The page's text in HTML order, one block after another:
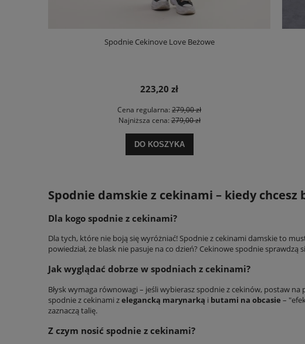
Spodnie Cekinove Love Beżowe
223,20 zł
Cena regularna:279,00 zł
Najniższa cena:279,00 zł
DO KOSZYKA
Spodnie damskie z cekinami – kiedy chcesz
Dla kogo spodnie z cekinami?
Dla tych, które nie boją się wyróżniać! Spodnie z cekinami damskie to
powiedział, że blask nie pasuje na co dzień? Cekinowe spodnie
Jak wyglądać dobrze w spodniach z cekinami?
Błysk wymaga równowagi – jeśli wybierasz spodnie z cekinów, postaw
spodnie z cekinami zelegancką marynarką i butami na obcasie –
zaznaczą talię.
Z czym nosić spodnie z cekinami?